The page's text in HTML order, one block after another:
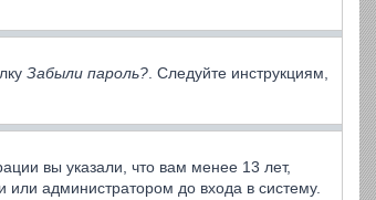
Забыли пароль?. Следуйте инструкциям,
вы указали, что вам менее 13 лет,
администратором до входа в систему.